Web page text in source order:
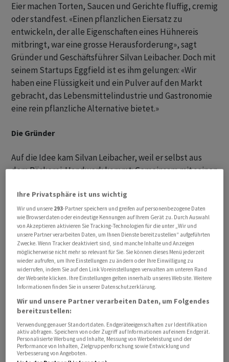
Eier machen Torten, Saucen und Gerichte fluffig, cremig
oder standfest. «Einen pflanzlichen Eiersatz zu
entwickeln, der alle Eigenschaften eines Hühnereis
mitbringt, war eine grosse Herausforderung», sagt
Gründer und Geschäftsführer Silvan Leibacher. Doch mit
seinem Startups Eggfield ist es ihm gelungen: «Wir
haben eine Flüssigkeit und ein Pulver auf den Markt
gebracht, das Lebensmittelindustrie und Gastronomie
eine rein pflanzliche Alternative bietet.»
Die Gründer
Auf die Idee kam Silvan Leibacher, weil er selbst aus
dem Bäckerei-Handwerk kommt: Gemeinsam mit seinen
Biber-Manufaktur aufgebaut, die neben dem
klassischen Lebkuchengebäck Biber auch vegane Biber
anbietet. «Für uns selbst war es stets eine grosse
Hürde, das Ei im veganen Produkt zu ersetzen», sagt
Leibacher. Deshalb hatte der studierte Wirtschaftler
schon länger die Geschäftsidee im Hinterkopf. Als er 2019
dann den Lebensmitteltechnologen und heutigen CTO
David Ebneter kennenlernt, beschliessen sie
gemeinsam an natürlichem Eiersatz zu tüfteln. «Rund
zwei Jahre hat es gedauert, bis wir mit unseren
Produkten zufrieden waren», erzählt Silvan Leibacher.
Im April 2022 gründeten sie die Field Food
Aktiengesellschaft in Illnau-Effretikon ZH. «Mittlerweile
Ihre Privatsphäre ist uns wichtig
Wir und unsere 293-Partner speichern und greifen auf personenbezogene Daten
wie Browserdaten oder eindeutige Kennungen auf Ihrem Gerät zu. Durch Auswahl
von Akzeptieren aktivieren Sie Tracking-Technologien für die unter „Wir und
unsere Partner verarbeiten Daten, um Ihnen Dienste bereitzustellen“ aufgeführten
Zwecke. Wenn Tracker deaktiviert sind, sind manche Inhalte und Anzeigen
möglicherweise nicht mehr so relevant für Sie. Sie können dieses Menü jederzeit
wieder aufrufen, um Ihre Einstellungen zu ändern oder Ihre Einwilligung zu
widerrufen, indem Sie auf den Link Voreinstellungen verwalten am unteren Rand
der Webseite klicken. Ihre Einstellungen gelten innerhalb unseres Website. Weitere
Informationen finden Sie in unserer Datenschutzerklärung.
Wir und unsere Partner verarbeiten Daten, um Folgendes
bereitzustellen:
Verwendung genauer Standortdaten. Endgeräteeigenschaften zur Identifikation
aktiv abfragen. Speichern von oder Zugriff auf Informationen auf einem Endgerät.
Personalisierte Werbung und Inhalte, Messung von Werbeleistung und der
Performance von Inhalten, Zielgruppenforschung sowie Entwicklung und
Verbesserung von Angeboten.